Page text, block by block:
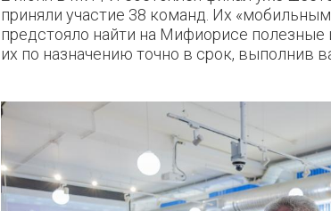
приняли участие 38 команд. Их
предстояло найти на Мифиорисе
их по назначению точно в срок, выполнив